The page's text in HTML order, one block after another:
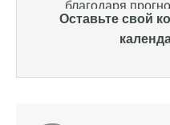
Я скачал
знаю, когда
Оставьте свой